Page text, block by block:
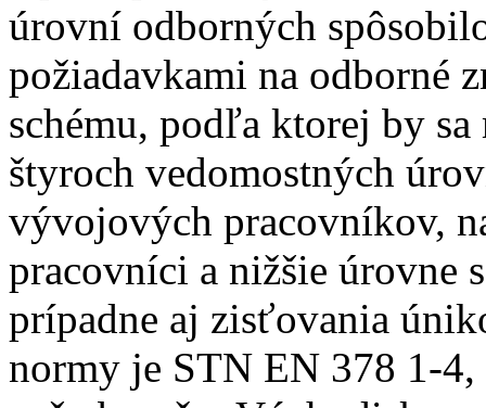
úrovní odborných
požiadavkami na odborné
schému, podľa ktorej by
štyroch vedomostných
vývojových pracovníkov,
pracovníci a nižšie úrovne
prípadne aj zisťovania
normy je STN EN 378 1-